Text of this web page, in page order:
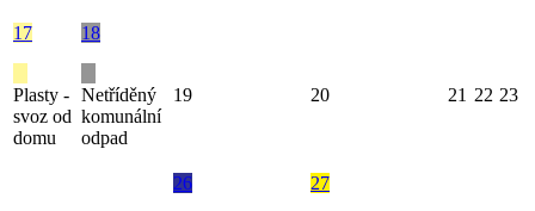
17
Plasty -
svoz od
domu
18
Netříděný
komunální
odpad
19 20 21 22 23
26
27